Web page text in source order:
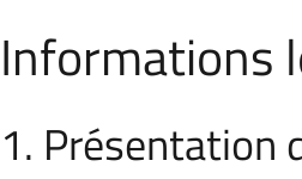
Informations
1. Présentation